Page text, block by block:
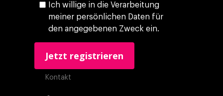
Ich willige in die Verarbeitung
meiner persönlichen Daten für
den angegebenen Zweck ein.
Kontakt